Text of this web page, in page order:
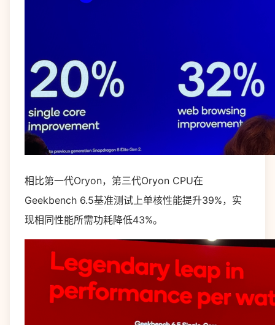
相比第一代Oryon，第三代Oryon CPU在
Geekbench 6.5基准测试上单核性能提升39%，实
现相同性能所需功耗降低43%。